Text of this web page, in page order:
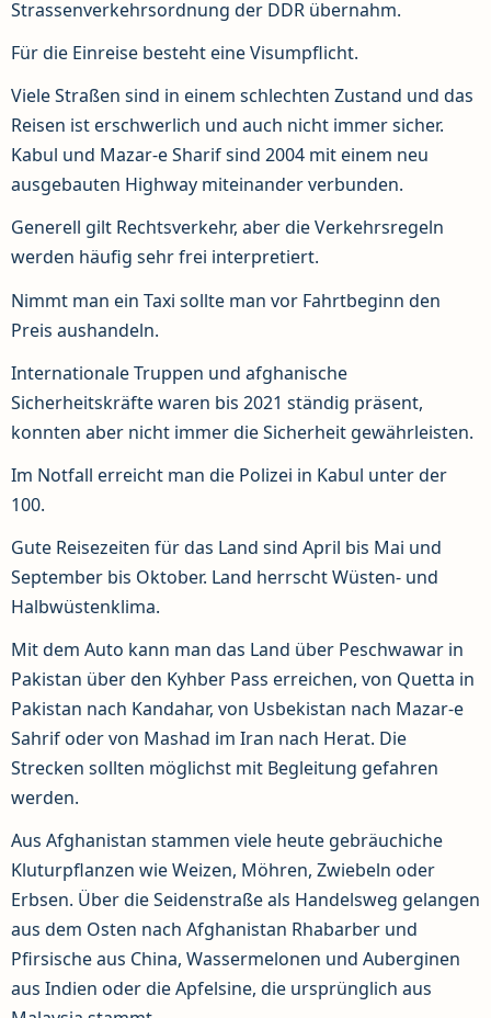
Strassenverkehrsordnung der DDR übernahm.
Für die Einreise besteht eine Visumpflicht.
Viele Straßen sind in einem schlechten Zustand und das
Reisen ist erschwerlich und auch nicht immer sicher.
Kabul und Mazar-e Sharif sind 2004 mit einem neu
ausgebauten Highway miteinander verbunden.
Generell gilt Rechtsverkehr, aber die Verkehrsregeln
werden häufig sehr frei interpretiert.
Nimmt man ein Taxi sollte man vor Fahrtbeginn den
Preis aushandeln.
Internationale Truppen und afghanische
Sicherheitskräfte waren bis 2021 ständig präsent,
konnten aber nicht immer die Sicherheit gewährleisten.
Im Notfall erreicht man die Polizei in Kabul unter der
100.
Gute Reisezeiten für das Land sind April bis Mai und
September bis Oktober. Land herrscht Wüsten- und
Halbwüstenklima.
Mit dem Auto kann man das Land über Peschwawar in
Pakistan über den Kyhber Pass erreichen, von Quetta in
Pakistan nach Kandahar, von Usbekistan nach Mazar-e
Sahrif oder von Mashad im Iran nach Herat. Die
Strecken sollten möglichst mit Begleitung gefahren
werden.
Aus Afghanistan stammen viele heute gebräuchiche
Kluturpflanzen wie Weizen, Möhren, Zwiebeln oder
Erbsen. Über die Seidenstraße als Handelsweg gelangen
aus dem Osten nach Afghanistan Rhabarber und
Pfirsische aus China, Wassermelonen und Auberginen
aus Indien oder die Apfelsine, die ursprünglich aus